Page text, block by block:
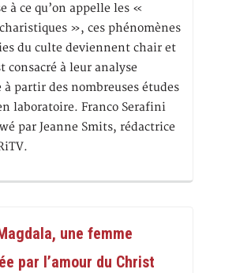
à ce qu’on appelle les «
», ces phénomènes
du culte deviennent chair et
consacré à leur analyse
partir des nombreuses études
laboratoire. Franco Serafini
par Jeanne Smits, rédactrice
une femme
par l’amour du Christ